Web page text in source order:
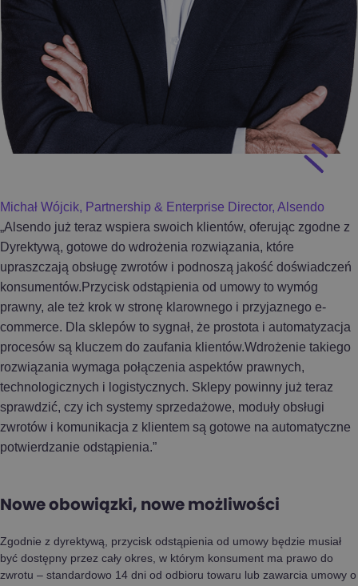
Michał Wójcik, Partnership & Enterprise Director, Alsendo
„Alsendo już teraz wspiera swoich klientów, oferując zgodne z
Dyrektywą, gotowe do wdrożenia rozwiązania, które
upraszczają obsługę zwrotów i podnoszą jakość doświadczeń
konsumentów.Przycisk odstąpienia od umowy to wymóg
prawny, ale też krok w stronę klarownego i przyjaznego e-
commerce. Dla sklepów to sygnał, że prostota i automatyzacja
procesów są kluczem do zaufania klientów.Wdrożenie takiego
rozwiązania wymaga połączenia aspektów prawnych,
technologicznych i logistycznych. Sklepy powinny już teraz
sprawdzić, czy ich systemy sprzedażowe, moduły obsługi
zwrotów i komunikacja z klientem są gotowe na automatyczne
potwierdzanie odstąpienia.”
Nowe obowiązki, nowe możliwości
Zgodnie z dyrektywą, przycisk odstąpienia od umowy będzie musiał
być dostępny przez cały okres, w którym konsument ma prawo do
zwrotu – standardowo 14 dni od odbioru towaru lub zawarcia umowy o